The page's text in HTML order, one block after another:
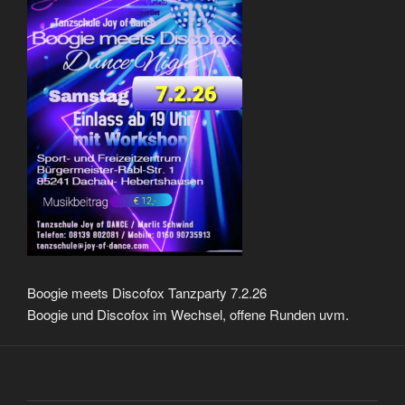
Boogie meets Discofox Tanzparty 7.2.26
Boogie und Discofox im Wechsel, offene Runden uvm.